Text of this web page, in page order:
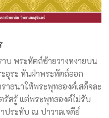
บ พระหัตถ์ซ้ายวางหงายบน
อุระ หันฝ่าพระหัตถ์ออก
าธนาให้พระพุทธองค์เสด็จละ
สรู้ แต่พระพุทธองค์ไม่รับ
ประทับ ณ ปาวาลเจดีย์